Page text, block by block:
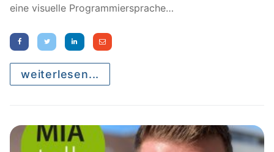
eine visuelle Programmiersprache…
weiterlesen...